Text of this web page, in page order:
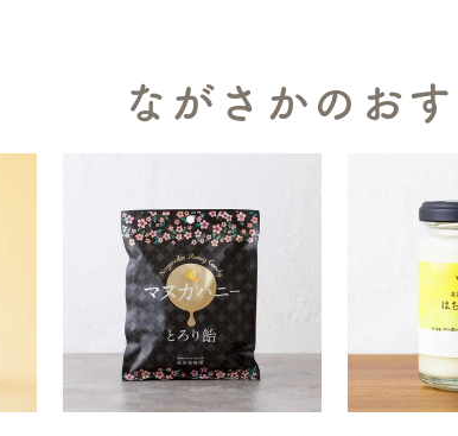
ながさかのお